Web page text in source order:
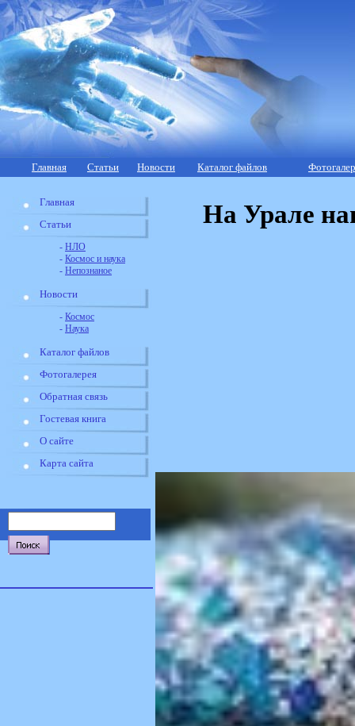
Главная Статьи Новости Каталог файлов
Главная
Статьи
- НЛО
- Космос и наука
- Непознаное
Новости
- Космос
- Наука
Каталог файлов
Фотогалерея
Обратная связь
Гостевая книга
О сайте
Карта сайта
На Урале